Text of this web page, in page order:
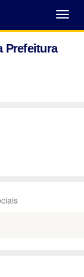
Abrir
Menu
Prefeitura